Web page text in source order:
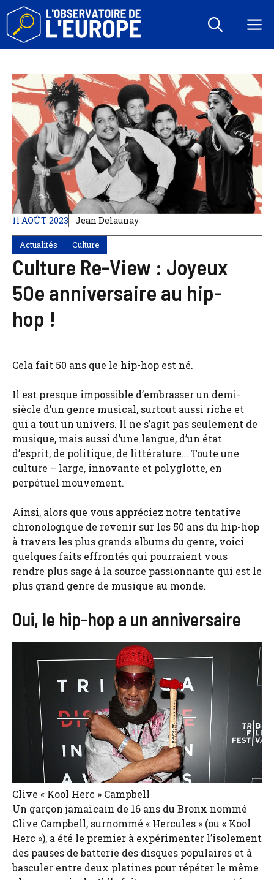
Aller
contenu
11 AOÛT 2023 Jean Delaunay
Actualités Culture
Culture Re-View : Joyeux
50e anniversaire au hip-
hop !
Cela fait 50 ans que le hip-hop est né.
Il est presque impossible d’embrasser un demi-
siècle d’un genre musical, surtout aussi riche et
qui a tout un univers. Il ne s’agit pas seulement de
musique, mais aussi d’une langue, d’un état
d’esprit, de politique, de littérature… Toute une
culture – large, innovante et polyglotte, en
perpétuel mouvement.
Ainsi, alors que vous appréciez notre tentative
chronologique de revenir sur les 50 ans du hip-hop
à travers les plus grands albums du genre, voici
quelques faits effrontés qui pourraient vous
rendre plus sage à la source passionnante qui est le
plus grand genre de musique au monde.
Oui, le hip-hop a un anniversaire
Clive « Kool Herc » Campbell
Un garçon jamaïcain de 16 ans du Bronx nommé
Clive Campbell, surnommé « Hercules » (ou « Kool
Herc »), a été le premier à expérimenter l’isolement
des pauses de batterie des disques populaires et à
basculer entre deux platines pour répéter le même